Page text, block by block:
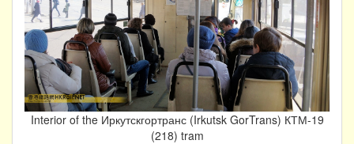
Interior of the Иркутскгортранс (Irkutsk GorTrans) КТМ-19
(218) tram